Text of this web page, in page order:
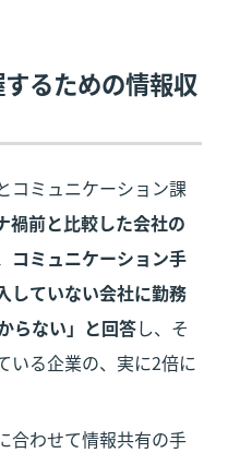
るための情報収
コミュニケーション課
禍前と比較した会社の
コミュニケーション手
していない会社に勤務
らない」と回答し、そ
いる企業の、実に2倍に
合わせて情報共有の手